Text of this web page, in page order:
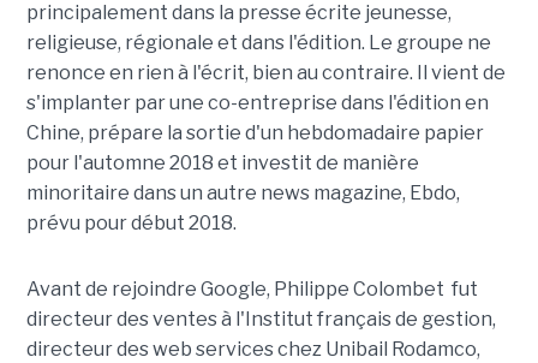
principalement dans la presse écrite jeunesse,
religieuse, régionale et dans l'édition. Le groupe ne
renonce en rien à l'écrit, bien au contraire. Il vient de
s'implanter par une co-entreprise dans l'édition en
Chine, prépare la sortie d'un hebdomadaire papier
pour l'automne 2018 et investit de manière
minoritaire dans un autre news magazine, Ebdo,
prévu pour début 2018.
Avant de rejoindre Google, Philippe Colombet fut
directeur des ventes à l'Institut français de gestion,
directeur des web services chez Unibail Rodamco,